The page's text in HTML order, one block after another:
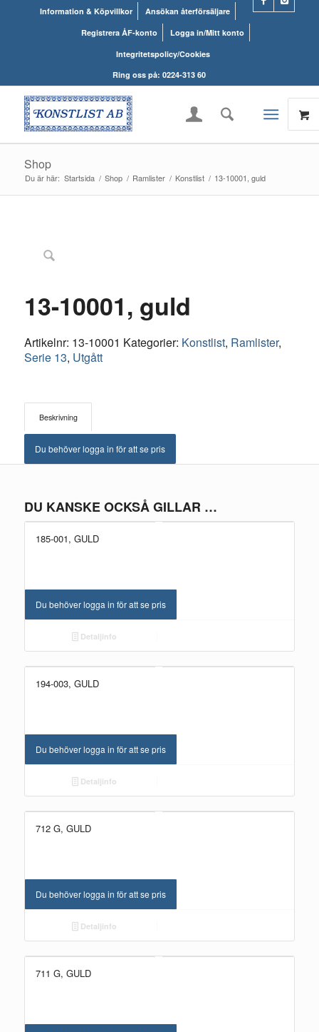
Information & Köpvillkor
Ansökan återförsäljare
Registrera ÅF-konto
Logga in/Mitt konto
Integritetspolicy/Cookies
Ring oss på: 0224-313 60
Shop
Du är här: Startsida / Shop / Ramlister / Konstlist / 13-10001, guld
13-10001, guld
Artikelnr: 13-10001 Kategorier: Konstlist, Ramlister,
Serie 13, Utgått
Beskrivning
Du behöver logga in för att se pris
DU KANSKE OCKSÅ GILLAR …
185-001, GULD
Du behöver logga in för att se pris
Detaljinfo
194-003, GULD
Du behöver logga in för att se pris
Detaljinfo
712 G, GULD
Du behöver logga in för att se pris
Detaljinfo
711 G, GULD